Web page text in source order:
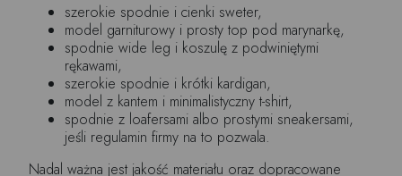
szerokie spodnie i cienki sweter,
model garniturowy i prosty top pod marynarkę,
spodnie wide leg i koszulę z podwiniętymi
rękawami,
szerokie spodnie i krótki kardigan,
model z kantem i minimalistyczny t-shirt,
spodnie z loafersami albo prostymi sneakersami,
jeśli regulamin firmy na to pozwala.
Nadal ważna jest jakość materiału oraz dopracowane